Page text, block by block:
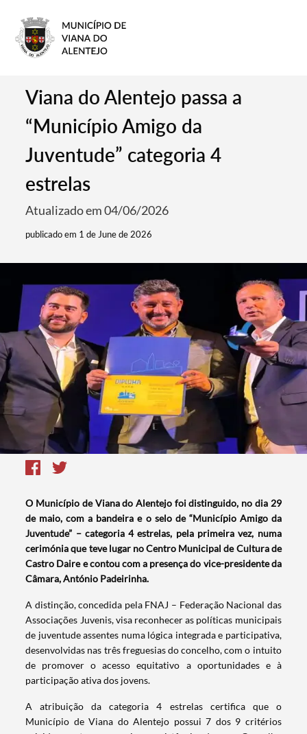
Viana do Alentejo passa a
“Município Amigo da
Juventude” categoria 4
estrelas
Atualizado em 04/06/2026
publicado em 1 de June de 2026
O Município de Viana do Alentejo foi distinguido, no dia 29
de maio, com a bandeira e o selo de “Município Amigo da
Juventude” – categoria 4 estrelas, pela primeira vez, numa
cerimónia que teve lugar no Centro Municipal de Cultura de
Castro Daire e contou com a presença do vice-presidente da
Câmara, António Padeirinha.
A distinção, concedida pela FNAJ – Federação Nacional das
Associações Juvenis, visa reconhecer as políticas municipais
de juventude assentes numa lógica integrada e participativa,
desenvolvidas nas três freguesias do concelho, com o intuito
de promover o acesso equitativo a oportunidades e à
participação ativa dos jovens.
A atribuição da categoria 4 estrelas certifica que o
Município de Viana do Alentejo possui 7 dos 9 critérios